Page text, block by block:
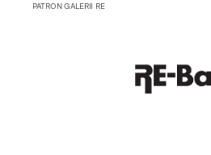
PATRON GALERII RE